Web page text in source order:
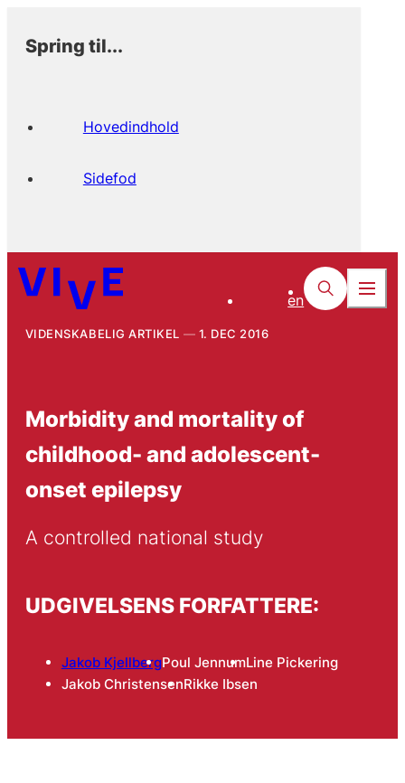
Spring til...
Hovedindhold
Sidefod
en
VIDENSKABELIG ARTIKEL 1. DEC 2016
Morbidity and mortality of
childhood- and adolescent-
onset epilepsy
A controlled national study
UDGIVELSENS FORFATTERE:
Jakob KjellbergPoul JennumLine Pickering
Jakob ChristensenRikke Ibsen